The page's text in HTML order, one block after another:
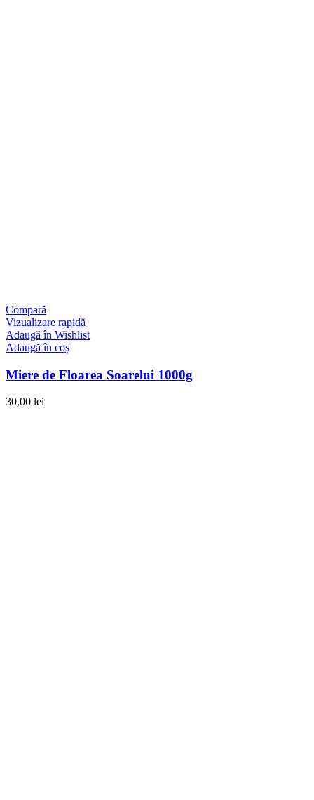
Compară
Vizualizare rapidă
Adaugă în Wishlist
Adaugă în coș
Miere de Floarea Soarelui 1000g
30,00 lei